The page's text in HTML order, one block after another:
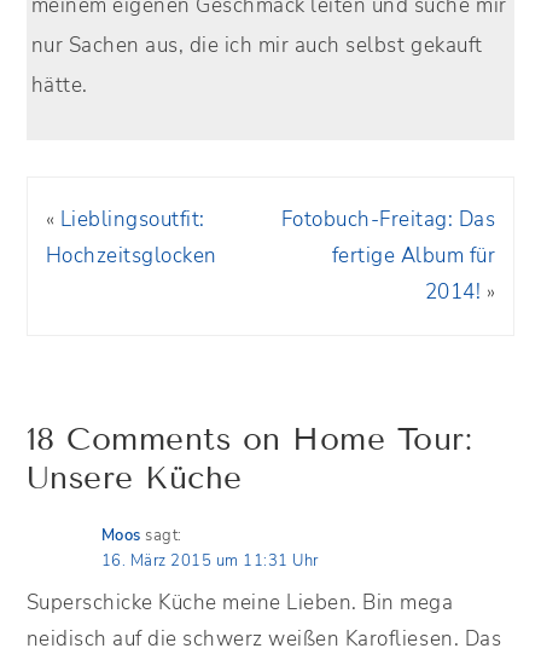
nur Sachen aus, die ich mir auch selbst gekauft
hätte.
« Lieblingsoutfit:
Hochzeitsglocken
Fotobuch-Freitag: Das
fertige Album für
2014! »
18 Comments on Home Tour:
Unsere Küche
Moos sagt:
16. März 2015 um 11:31 Uhr
Superschicke Küche meine Lieben. Bin mega
neidisch auf die schwerz weißen Karofliesen. Das